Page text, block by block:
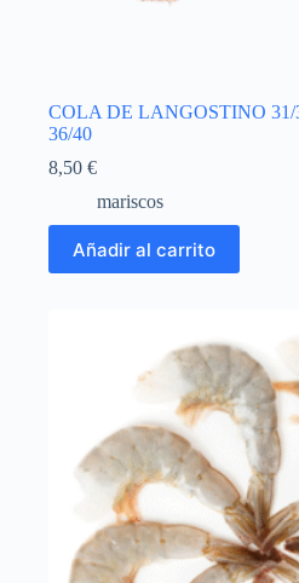
COLA DE LANGOSTINO
36/40
8,50 €
mariscos
Añadir al carrito